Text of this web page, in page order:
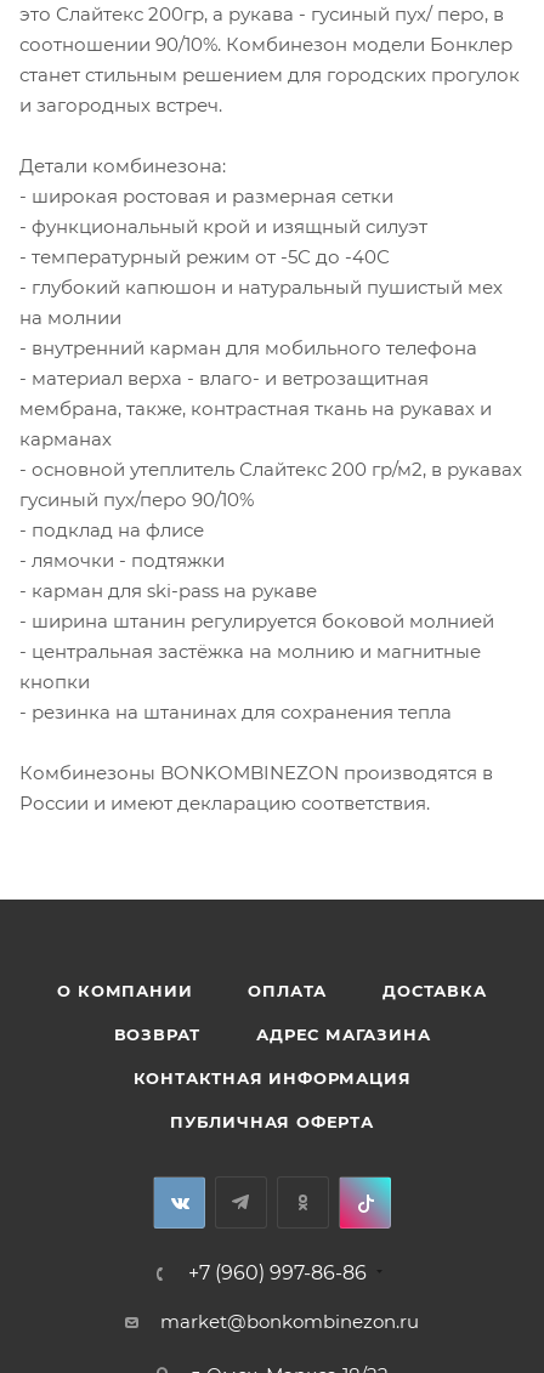
это Слайтекс 200гр, а рукава - гусиный пух/ перо, в
соотношении 90/10%. Комбинезон модели Бонклер
станет стильным решением для городских прогулок
и загородных встреч.
Детали комбинезона:
- широкая ростовая и размерная сетки
- функциональный крой и изящный силуэт
- температурный режим от -5С до -40С
- глубокий капюшон и натуральный пушистый мех
на молнии
- внутренний карман для мобильного телефона
- материал верха - влаго- и ветрозащитная
мембрана, также, контрастная ткань на рукавах и
карманах
- основной утеплитель Слайтекс 200 гр/м2, в рукавах
гусиный пух/перо 90/10%
- подклад на флисе
- лямочки - подтяжки
- карман для ski-pass на рукаве
- ширина штанин регулируется боковой молнией
- центральная застёжка на молнию и магнитные
кнопки
- резинка на штанинах для сохранения тепла
Комбинезоны BONKOMBINEZON производятся в
России и имеют декларацию соответствия.
О КОМПАНИИ ОПЛАТА ДОСТАВКА
ВОЗВРАТ АДРЕС МАГАЗИНА
КОНТАКТНАЯ ИНФОРМАЦИЯ
ПУБЛИЧНАЯ ОФЕРТА
+7 (960) 997-86-86
market@bonkombinezon.ru